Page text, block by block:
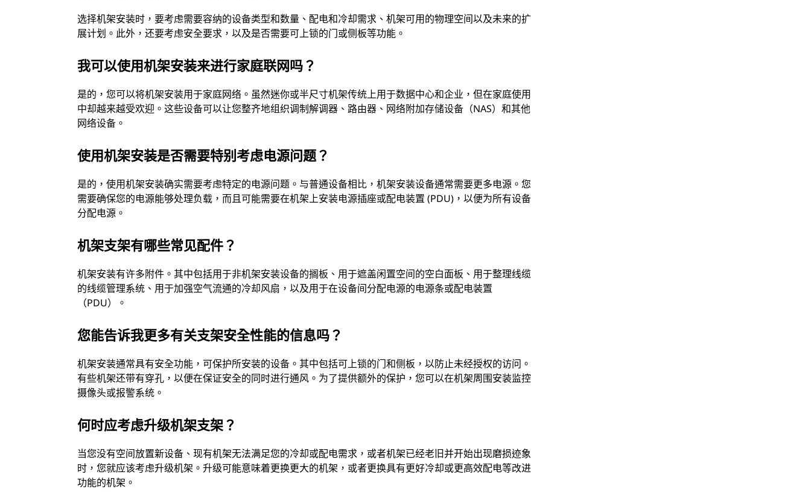
选择机架安装时，要考虑需要容纳的设备类型和数量、配电和冷却需求、机架可用的物理空间以及未来的扩
展计划。此外，还要考虑安全要求，以及是否需要可上锁的门或侧板等功能。
我可以使用机架安装来进行家庭联网吗？
是的，您可以将机架安装用于家庭网络。虽然迷你或半尺寸机架传统上用于数据中心和企业，但在家庭使用
中却越来越受欢迎。这些设备可以让您整齐地组织调制解调器、路由器、网络附加存储设备（NAS）和其他
网络设备。
使用机架安装是否需要特别考虑电源问题？
是的，使用机架安装确实需要考虑特定的电源问题。与普通设备相比，机架安装设备通常需要更多电源。您
需要确保您的电源能够处理负载，而且可能需要在机架上安装电源插座或配电装置 (PDU)，以便为所有设备
分配电源。
机架支架有哪些常见配件？
机架安装有许多附件。其中包括用于非机架安装设备的搁板、用于遮盖闲置空间的空白面板、用于整理线缆
的线缆管理系统、用于加强空气流通的冷却风扇，以及用于在设备间分配电源的电源条或配电装置
（PDU）。
您能告诉我更多有关支架安全性能的信息吗？
机架安装通常具有安全功能，可保护所安装的设备。其中包括可上锁的门和侧板，以防止未经授权的访问。
有些机架还带有穿孔，以便在保证安全的同时进行通风。为了提供额外的保护，您可以在机架周围安装监控
摄像头或报警系统。
何时应考虑升级机架支架？
当您没有空间放置新设备、现有机架无法满足您的冷却或配电需求，或者机架已经老旧并开始出现磨损迹象
时，您就应该考虑升级机架。升级可能意味着更换更大的机架，或者更换具有更好冷却或更高效配电等改进
功能的机架。